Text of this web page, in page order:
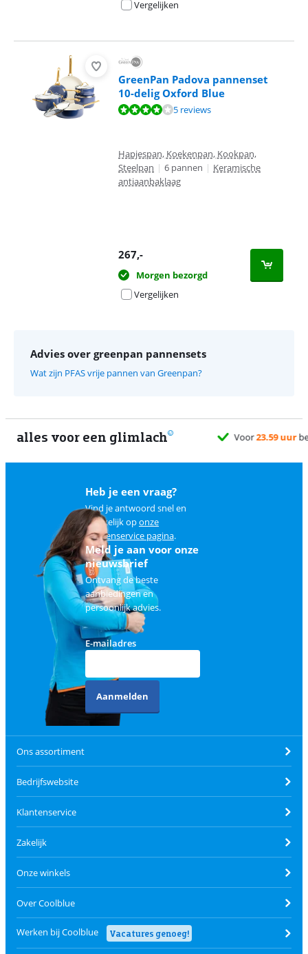
Vergelijken
GreenPan Padova pannenset
10-delig Oxford Blue
Beoordeling is 8,4 van de 10, gebaseerd op 5 reviews.
5 reviews
Hapjespan, Koekenpan, Kookpan,
Steelpan | 6 pannen | Keramische
antiaanbaklaag
267,-
Morgen bezorgd
Vergelijken
Advies over greenpan pannensets
Wat zijn PFAS vrije pannen van Greenpan?
alles voor een glimlach
Heb je een vraag?
Vind je antwoord snel en
makkelijk oponze
klantenservice pagina.
Meld je aan voor onze
nieuwsbrief
Ontvang de beste
aanbiedingen en
persoonlijk advies.
E-mailadres
Aanmelden
Ons assortiment
Bedrijfswebsite
Klantenservice
Zakelijk
Onze winkels
Over Coolblue
Werken bij Coolblue Vacatures genoeg!